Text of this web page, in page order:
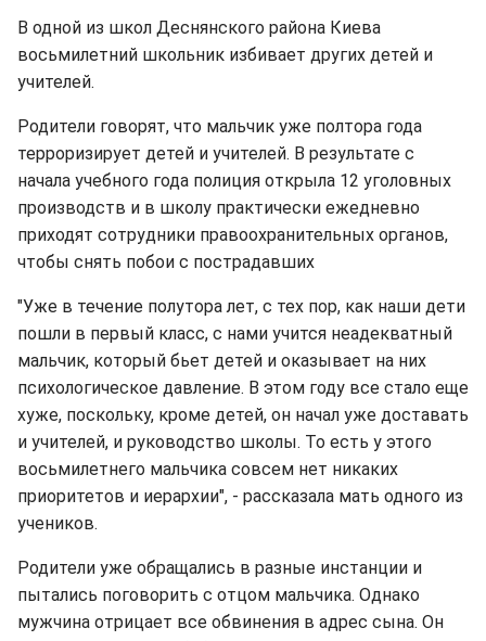
В одной из школ Деснянского района Киева
восьмилетний школьник избивает других детей и
учителей.
Родители говорят, что мальчик уже полтора года
терроризирует детей и учителей. В результате с
начала учебного года полиция открыла 12 уголовных
производств и в школу практически ежедневно
приходят сотрудники правоохранительных органов,
чтобы снять побои с пострадавших
"Уже в течение полутора лет, с тех пор, как наши дети
пошли в первый класс, с нами учится неадекватный
мальчик, который бьет детей и оказывает на них
психологическое давление. В этом году все стало еще
хуже, поскольку, кроме детей, он начал уже доставать
и учителей, и руководство школы. То есть у этого
восьмилетнего мальчика совсем нет никаких
приоритетов и иерархии", - рассказала мать одного из
учеников.
Родители уже обращались в разные инстанции и
пытались поговорить с отцом мальчика. Однако
мужчина отрицает все обвинения в адрес сына. Он